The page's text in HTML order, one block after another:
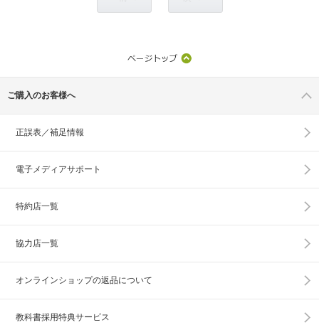
ご購入のお客様へ
正誤表／補足情報
電子メディアサポート
特約店一覧
協力店一覧
オンラインショップの返品について
教科書採用特典サービス